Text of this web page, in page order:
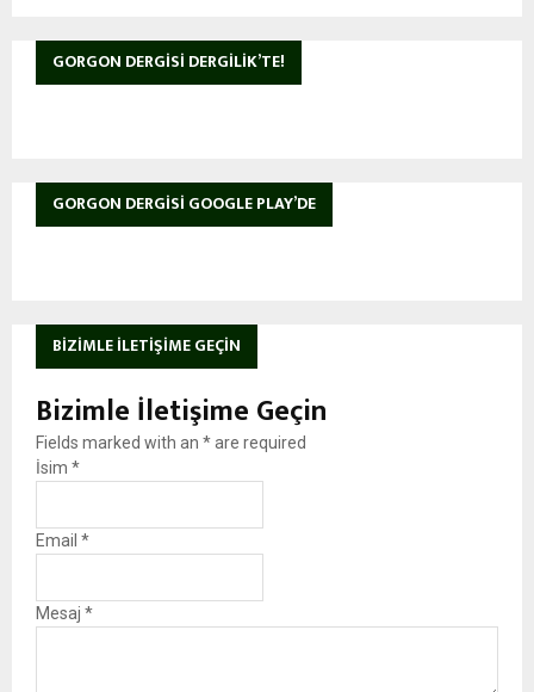
GORGON DERGISI DERGILIK’TE!
GORGON DERGISI GOOGLE PLAY’DE
BIZIMLE İLETIŞIME GEÇIN
Bizimle İletişime Geçin
Fields marked with an *are required
İsim *
Email *
Mesaj *